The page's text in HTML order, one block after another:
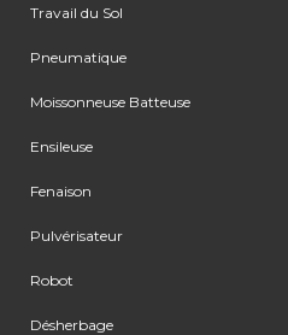
Travail du Sol
Pneumatique
Moissonneuse Batteuse
Ensileuse
Fenaison
Pulvérisateur
Robot
Désherbage